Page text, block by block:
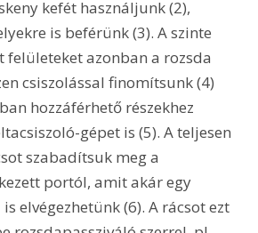
kefét használjunk (2),
is beférünk (3). A szinte
azonban a rozsda
csiszolással finomítsunk (4)
hozzáférhető részekhez
gépet is (5). A teljesen
szabadítsuk meg a
portól, amit akár egy
elvégezhetünk (6). A rácsot ezt